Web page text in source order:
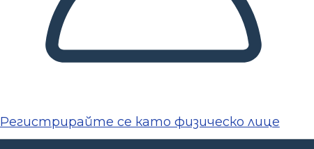
Регистрирайте се като физическо лице